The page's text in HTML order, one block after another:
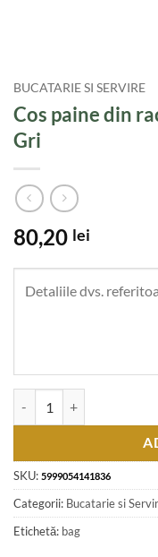
BUCATARIE SI SERVIRE
Cos paine din
Gri
80,20 lei
SKU: 5999054141836
Categorii: Bucatarie si
Etichetă: bag